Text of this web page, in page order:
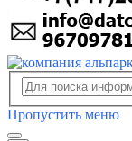
Пропустить меню